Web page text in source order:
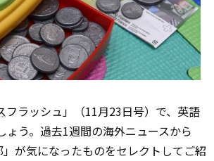
フラッシュ」（11月23日号）で、英語
ょう。過去1週間の海外ニュースから
」が気になったものをセレクトしてご紹